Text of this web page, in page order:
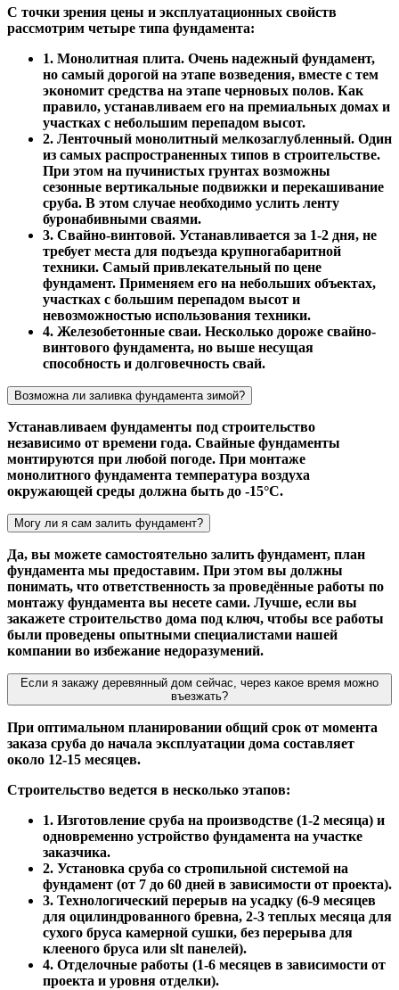
С точки зрения цены и эксплуатационных свойств
рассмотрим четыре типа фундамента:
1. Монолитная плита. Очень надежный фундамент,
но самый дорогой на этапе возведения, вместе с тем
экономит средства на этапе черновых полов. Как
правило, устанавливаем его на премиальных домах и
участках с небольшим перепадом высот.
2. Ленточный монолитный мелкозаглубленный. Один
из самых распространенных типов в строительстве.
При этом на пучинистых грунтах возможны
сезонные вертикальные подвижки и перекашивание
сруба. В этом случае необходимо услить ленту
буронабивными сваями.
3. Свайно-винтовой. Устанавливается за 1-2 дня, не
требует места для подъезда крупногабаритной
техники. Самый привлекательный по цене
фундамент. Применяем его на небольших объектах,
участках с большим перепадом высот и
невозможностью использования техники.
4. Железобетонные сваи. Несколько дороже свайно-
винтового фундамента, но выше несущая
способность и долговечность свай.
Возможна ли заливка фундамента зимой?
Устанавливаем фундаменты под строительство
независимо от времени года. Свайные фундаменты
монтируются при любой погоде. При монтаже
монолитного фундамента температура воздуха
окружающей среды должна быть до -15°С.
Могу ли я сам залить фундамент?
Да, вы можете самостоятельно залить фундамент, план
фундамента мы предоставим. При этом вы должны
понимать, что ответственность за проведённые работы по
монтажу фундамента вы несете сами. Лучше, если вы
закажете строительство дома под ключ, чтобы все работы
были проведены опытными специалистами нашей
компании во избежание недоразумений.
Если я закажу деревянный дом сейчас, через какое время можно
въезжать?
При оптимальном планировании общий срок от момента
заказа сруба до начала эксплуатации дома составляет
около 12-15 месяцев.
Строительство ведется в несколько этапов:
1. Изготовление сруба на производстве (1-2 месяца) и
одновременно устройство фундамента на участке
заказчика.
2. Установка сруба со стропильной системой на
фундамент (от 7 до 60 дней в зависимости от проекта).
3. Технологический перерыв на усадку (6-9 месяцев
для оцилиндрованного бревна, 2-3 теплых месяца для
сухого бруса камерной сушки, без перерыва для
клееного бруса или slt панелей).
4. Отделочные работы (1-6 месяцев в зависимости от
проекта и уровня отделки).